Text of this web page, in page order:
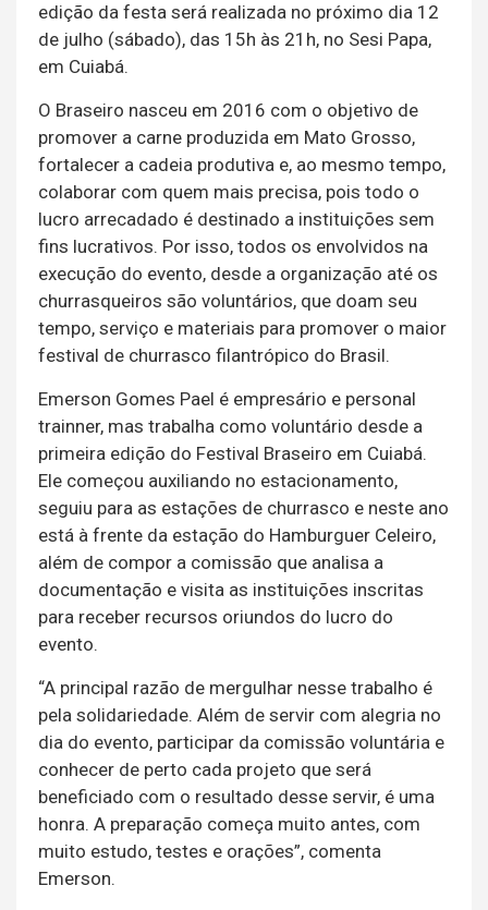
edição da festa será realizada no próximo dia 12
de julho (sábado), das 15h às 21h, no Sesi Papa,
em Cuiabá.
O Braseiro nasceu em 2016 com o objetivo de
promover a carne produzida em Mato Grosso,
fortalecer a cadeia produtiva e, ao mesmo tempo,
colaborar com quem mais precisa, pois todo o
lucro arrecadado é destinado a instituições sem
fins lucrativos. Por isso, todos os envolvidos na
execução do evento, desde a organização até os
churrasqueiros são voluntários, que doam seu
tempo, serviço e materiais para promover o maior
festival de churrasco filantrópico do Brasil.
Emerson Gomes Pael é empresário e personal
trainner, mas trabalha como voluntário desde a
primeira edição do Festival Braseiro em Cuiabá.
Ele começou auxiliando no estacionamento,
seguiu para as estações de churrasco e neste ano
está à frente da estação do Hamburguer Celeiro,
além de compor a comissão que analisa a
documentação e visita as instituições inscritas
para receber recursos oriundos do lucro do
evento.
“A principal razão de mergulhar nesse trabalho é
pela solidariedade. Além de servir com alegria no
dia do evento, participar da comissão voluntária e
conhecer de perto cada projeto que será
beneficiado com o resultado desse servir, é uma
honra. A preparação começa muito antes, com
muito estudo, testes e orações”, comenta
Emerson.